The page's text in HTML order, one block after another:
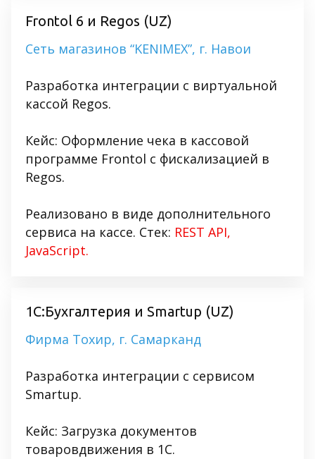
Frontol 6 и Regos (UZ)
Сеть магазинов “KENIMEX”, г. Навои
Разработка интеграции с виртуальной
кассой Regos.
Кейс: Оформление чека в кассовой
программе Frontol с фискализацией в
Regos.
Реализовано в виде дополнительного
сервиса на кассе. Стек: REST API,
JavaScript.
1С:Бухгалтерия и Smartup (UZ)
Фирма Тохир, г. Самарканд
Разработка интеграции с сервисом
Smartup.
Кейс: Загрузка документов
товаровдвижения в 1С.